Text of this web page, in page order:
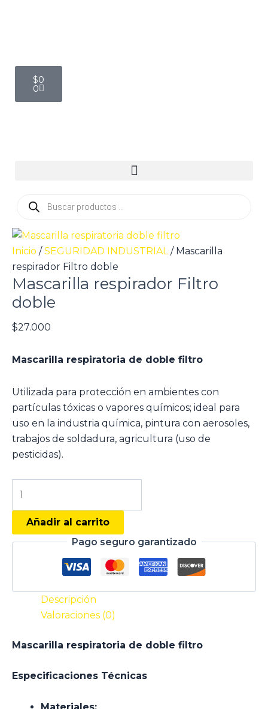
$0
0
Cart
de
productos
Inicio /SEGURIDAD INDUSTRIAL / Mascarilla
respirador Filtro doble
Mascarilla respirador Filtro
doble
$27.000
Mascarilla respiratoria de doble filtro
Utilizada para protección en ambientes con
partículas tóxicas o vapores químicos; ideal para
uso en la industria química, pintura con aerosoles,
trabajos de soldadura, agricultura (uso de
pesticidas).
cantidad
Añadir al carrito
Pago seguro garantizado
Descripción
Valoraciones (0)
Mascarilla respiratoria de doble filtro
Especificaciones Técnicas